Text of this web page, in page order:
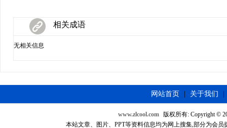
相关成语
无相关信息
网站首页 关于我们
www.zlcool.com 版权所有: Copyright ©
本站文章、图片、PPT等资料信息均为网上搜集,部分为会员